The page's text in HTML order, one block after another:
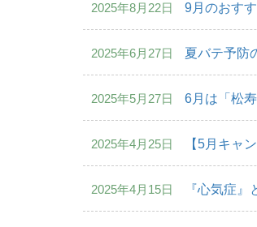
2025年8月22日 9月のおす
2025年6月27日 夏バテ予防
2025年5月27日 6月は「松
2025年4月25日 【5月キャ
2025年4月15日 『心気症』